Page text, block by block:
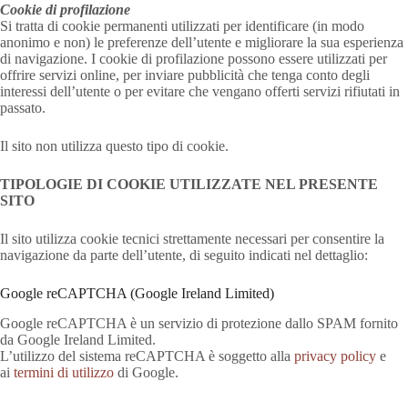
Cookie di profilazione
Si tratta di cookie permanenti utilizzati per identificare (in modo
anonimo e non) le preferenze dell’utente e migliorare la sua esperienza
di navigazione. I cookie di profilazione possono essere utilizzati per
offrire servizi online, per inviare pubblicità che tenga conto degli
interessi dell’utente o per evitare che vengano offerti servizi rifiutati in
passato.
Il sito non utilizza questo tipo di cookie.
TIPOLOGIE DI COOKIE UTILIZZATE NEL PRESENTE
SITO
Il sito utilizza cookie tecnici strettamente necessari per consentire la
navigazione da parte dell’utente, di seguito indicati nel dettaglio:
Google reCAPTCHA (Google Ireland Limited)
Google reCAPTCHA è un servizio di protezione dallo SPAM fornito
da Google Ireland Limited.
L’utilizzo del sistema reCAPTCHA è soggetto alla privacy policy e
ai termini di utilizzo di Google.